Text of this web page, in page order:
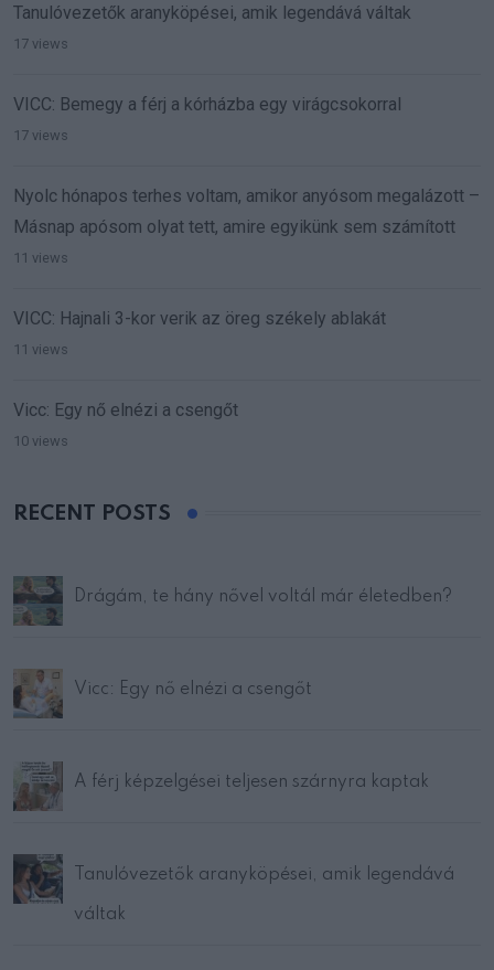
Tanulóvezetők aranyköpései, amik legendává váltak
17 views
VICC: Bemegy a férj a kórházba egy virágcsokorral
17 views
Nyolc hónapos terhes voltam, amikor anyósom megalázott –
Másnap apósom olyat tett, amire egyikünk sem számított
11 views
VICC: Hajnali 3-kor verik az öreg székely ablakát
11 views
Vicc: Egy nő elnézi a csengőt
10 views
RECENT POSTS
Drágám, te hány nővel voltál már életedben?
Vicc: Egy nő elnézi a csengőt
A férj képzelgései teljesen szárnyra kaptak
Tanulóvezetők aranyköpései, amik legendává
váltak